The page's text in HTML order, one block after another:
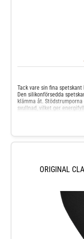
Tack vare sin fina
Den silikonförsedda
klämma åt.
svullnad, vilket ger
ORIGINAL